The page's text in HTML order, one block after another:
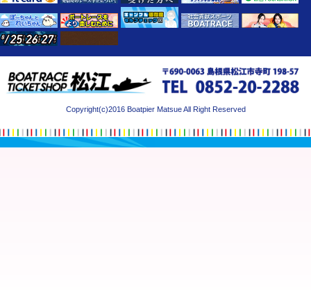
Copyright(c)2016 Boatpier Matsue All Right Reserved